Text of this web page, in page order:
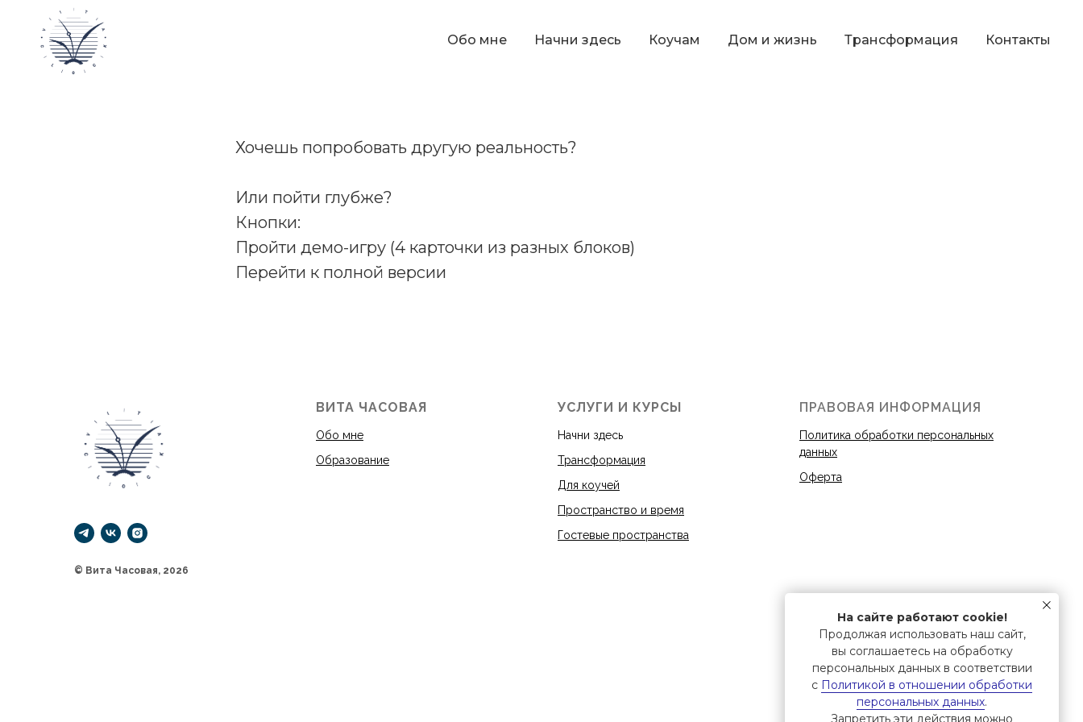
Обо мне Начни здесь Коучам Дом и жизнь Трансформация Контакты
Хочешь попробовать другую реальность?
Или пойти глубже?
Кнопки:
Пройти демо-игру (4 карточки из разных блоков)
Перейти к полной версии
© Вита Часовая, 2026
ВИТА ЧАСОВАЯ
Обо мне
Образование
УСЛУГИ И КУРСЫ
Начни здесь
Трансформация
Для коучей
Пространство и время
Гостевые пространства
ПРАВОВАЯ ИНФОРМАЦИЯ
Политика обработки персональных
данных
Оферта
На сайте работают cookie!
Продолжая использовать наш сайт,
вы соглашаетесь на обработку
персональных данных в соответствии
с Политикой в отношении обработки
персональных данных.
Запретить эти действия можно